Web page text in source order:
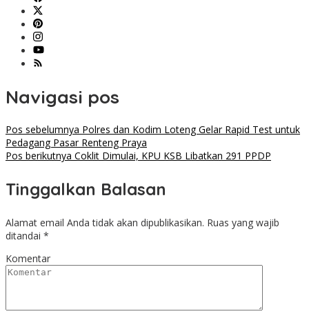
Navigasi pos
Pos sebelumnya Polres dan Kodim Loteng Gelar Rapid Test untuk
Pedagang Pasar Renteng Praya
Pos berikutnya Coklit Dimulai, KPU KSB Libatkan 291 PPDP
Tinggalkan Balasan
Alamat email Anda tidak akan dipublikasikan. Ruas yang wajib
ditandai *
Komentar